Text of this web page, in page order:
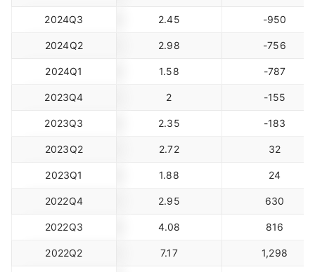
2024Q3 2.45 -950
2024Q2 2.98 -756
2024Q1 1.58 -787
2023Q4 2 -155
2023Q3 2.35 -183
2023Q2 2.72 32
2023Q1 1.88 24
2022Q4 2.95 630
2022Q3 4.08 816
2022Q2 7.17 1,298